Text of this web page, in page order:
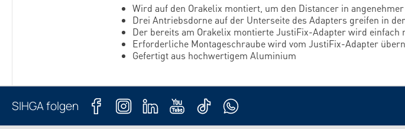
Wird auf den Orakelix montiert, um den Distancer in
Drei Antriebsdorne auf der Unterseite des Adapters greifen in
Der bereits am Orakelix montierte JustiFix-Adapter wird einfach
Erforderliche Montageschraube wird vom JustiFix-Adapter
Gefertigt aus hochwertigem Aluminium
SIHGA folgen